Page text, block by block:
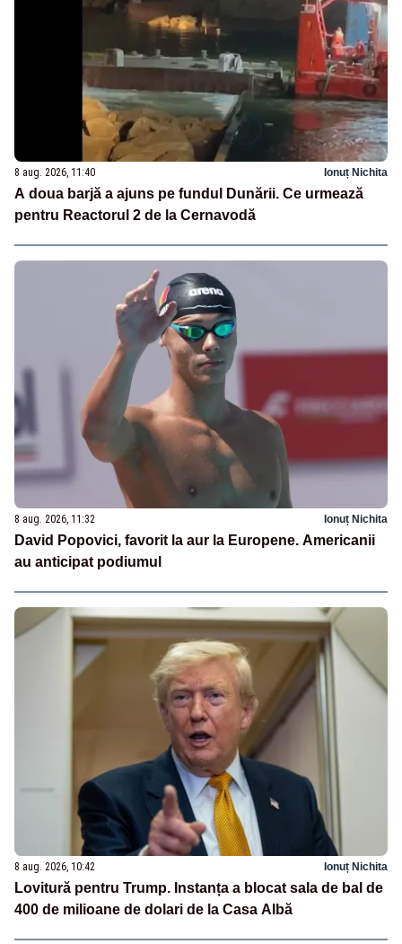
8 aug. 2026, 11:40 Ionuț Nichita
A doua barjă a ajuns pe fundul Dunării. Ce urmează
pentru Reactorul 2 de la Cernavodă
8 aug. 2026, 11:32 Ionuț Nichita
David Popovici, favorit la aur la Europene. Americanii
au anticipat podiumul
8 aug. 2026, 10:42 Ionuț Nichita
Lovitură pentru Trump. Instanța a blocat sala de bal de
400 de milioane de dolari de la Casa Albă